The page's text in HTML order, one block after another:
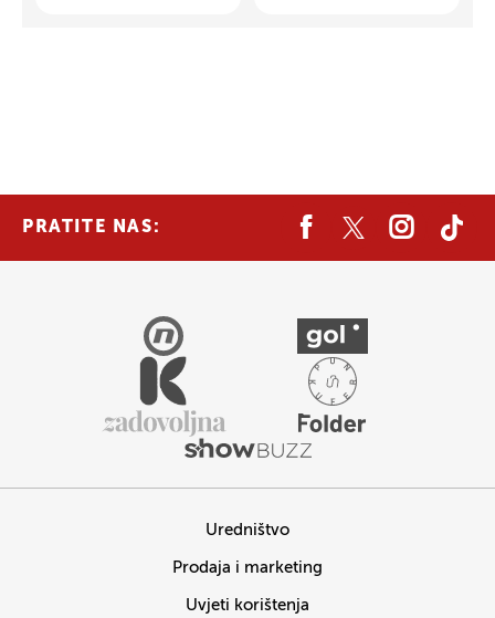
PRATITE NAS:
Uredništvo
Prodaja i marketing
Uvjeti korištenja